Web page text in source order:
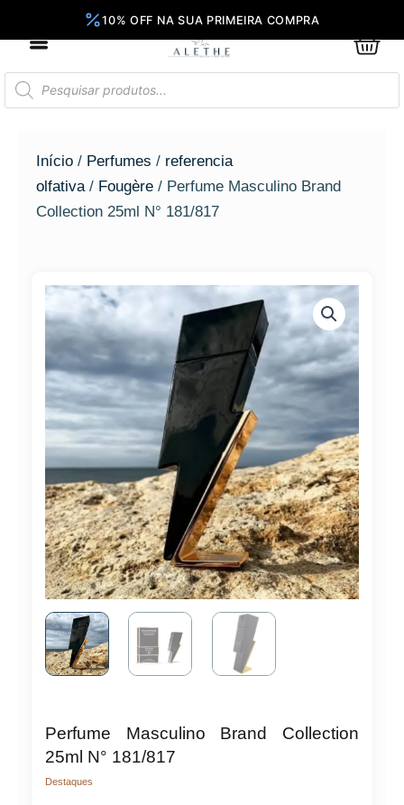
conteúdo
Pesquisar
produtos
Início / Perfumes / referencia
olfativa / Fougère / Perfume Masculino Brand
Collection 25ml N° 181/817
Perfume Masculino Brand Collection
25ml N° 181/817
Destaques